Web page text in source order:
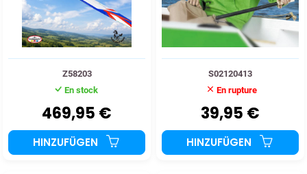
Z58203
En stock
469,95 €
HINZUFÜGEN
S02120413
En rupture
39,95 €
HINZUFÜGEN